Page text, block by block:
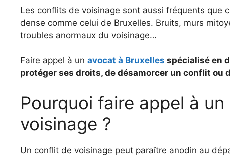
Les conflits de voisinage sont aussi fréquents que
dense comme celui de Bruxelles. Bruits, murs
troubles anormaux du voisinage…
Faire appel à un avocat à Bruxelles spécialisé en
protéger ses droits, de désamorcer un conflit ou
Pourquoi faire appel à
voisinage ?
Un conflit de voisinage peut paraître anodin au